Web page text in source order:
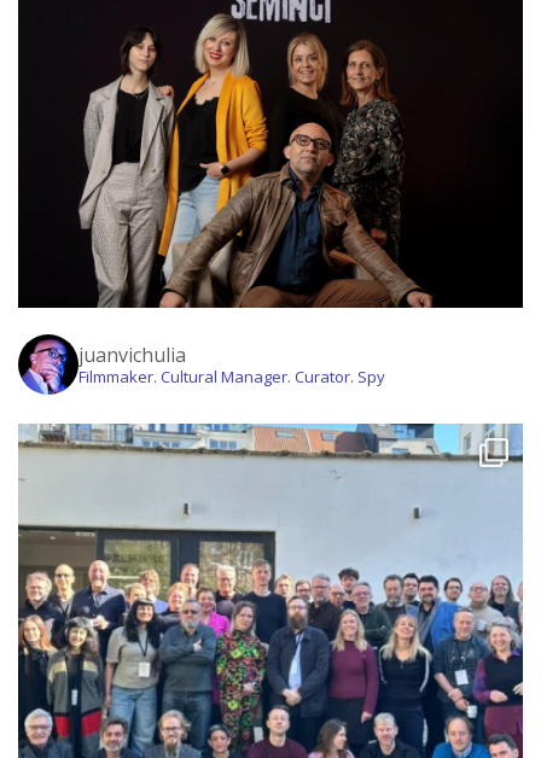
juanvichulia
Filmmaker. Cultural Manager. Curator. Spy